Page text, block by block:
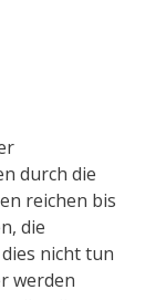
durch die
reichen bis
die
nicht tun
werden